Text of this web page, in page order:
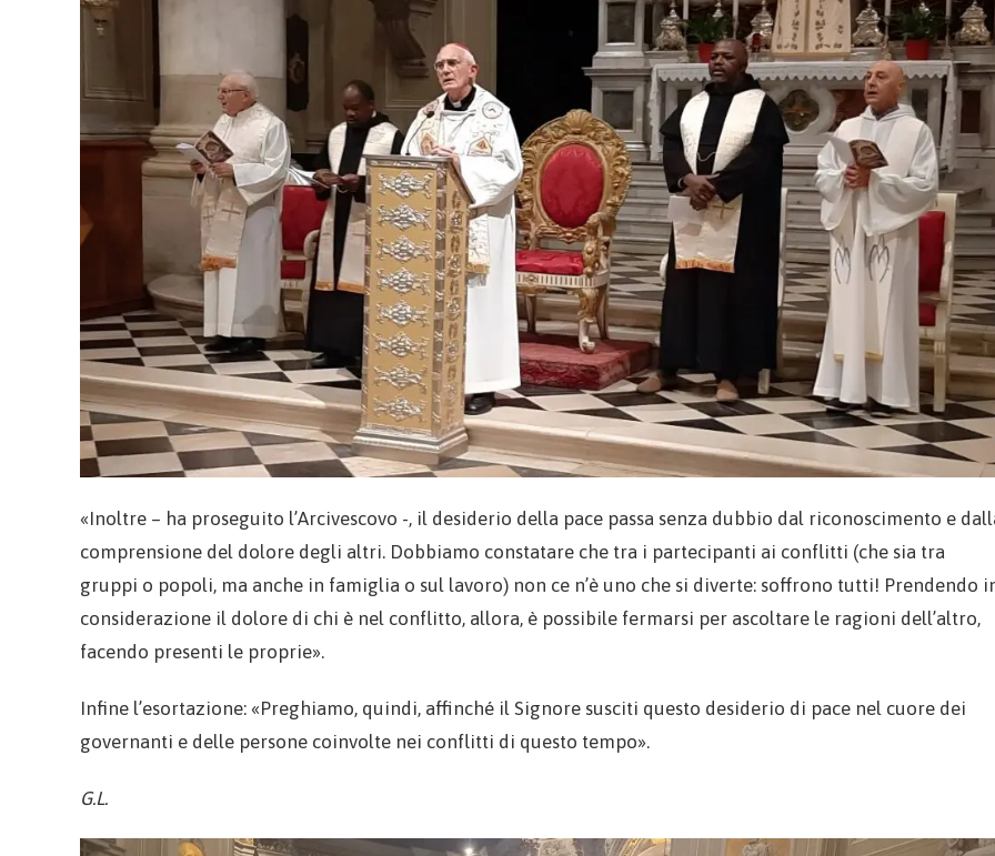
«Inoltre – ha proseguito l’Arcivescovo -, il desiderio della pace passa senza dubbio dal riconoscimento e
comprensione del dolore degli altri. Dobbiamo constatare che tra i partecipanti ai conflitti (che sia tra
gruppi o popoli, ma anche in famiglia o sul lavoro) non ce n’è uno che si diverte: soffrono tutti! Prendendo
considerazione il dolore di chi è nel conflitto, allora, è possibile fermarsi per ascoltare le ragioni dell’altro,
facendo presenti le proprie».
Infine l’esortazione: «Preghiamo, quindi, affinché il Signore susciti questo desiderio di pace nel cuore dei
governanti e delle persone coinvolte nei conflitti di questo tempo».
G.L.